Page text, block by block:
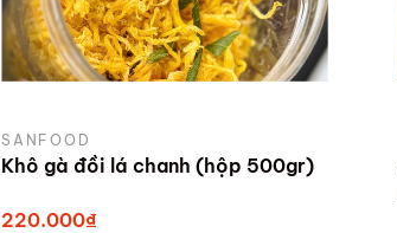
SANFOOD
Khô gà đồi lá chanh (hộp 500gr)
220.000₫